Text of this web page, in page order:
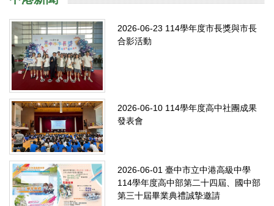
2026-06-23 114學年度市長獎與市長
合影活動
2026-06-10 114學年度高中社團成果
發表會
2026-06-01臺中市立中港高級中學
114學年度高中部第二十四屆、國中部
第三十屆畢業典禮誠摯邀請